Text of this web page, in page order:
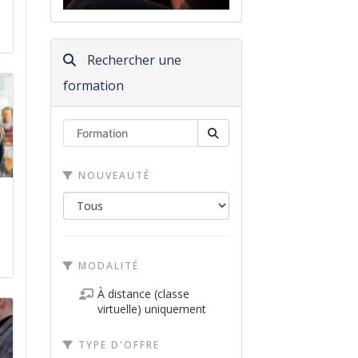
Rechercher une
formation
NOUVEAUTÉ
MODALITÉ
À distance (classe
virtuelle) uniquement
TYPE D'OFFRE